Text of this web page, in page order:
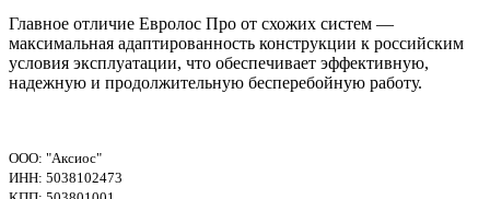
Главное отличие Евролос Про от схожих систем —
максимальная адаптированность конструкции к российским
условия эксплуатации, что обеспечивает эффективную,
надежную и продолжительную бесперебойную работу.
ООО: "Аксиос"
ИНН: 5038102473